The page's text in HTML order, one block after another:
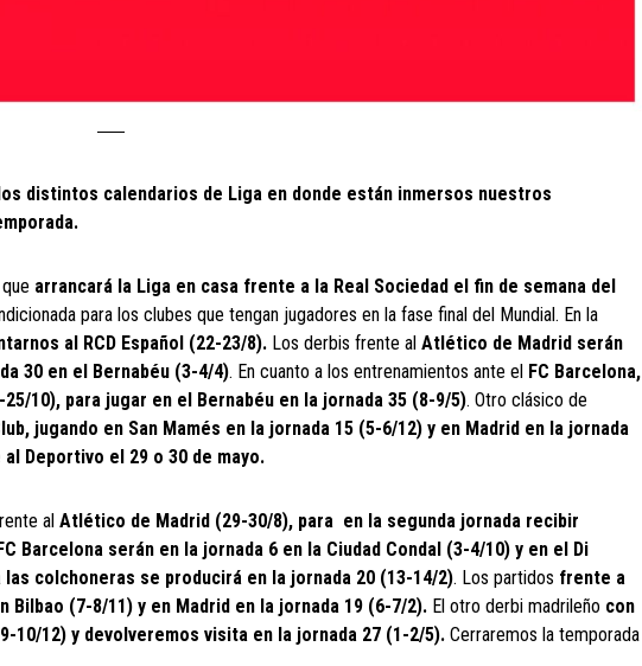
distintos calendarios de Liga en donde están inmersos nuestros
arrancará la Liga en casa frente a la Real Sociedad el fin de semana del
para los clubes que tengan jugadores en la fase final del Mundial. En la
al RCD Español (22-23/8). Los derbis frente al Atlético de Madrid serán
30 en el Bernabéu (3-4/4). En cuanto a los entrenamientos ante el FC Barcelona,
10), para jugar en el Bernabéu en la jornada 35 (8-9/5). Otro clásico de
jugando en San Mamés en la jornada 15 (5-6/12) y en Madrid en la jornada
Deportivo el 29 o 30 de mayo.
al Atlético de Madrid (29-30/8), para en la segunda jornada recibir
FC Barcelona serán en la jornada 6 en la Ciudad Condal (3-4/10) y en el Di
colchoneras se producirá en la jornada 20 (13-14/2). Los partidos frente a
(7-8/11) y en Madrid en la jornada 19 (6-7/2). El otro derbi madrileño con
10/12) y devolveremos visita en la jornada 27 (1-2/5). Cerraremos la temporada